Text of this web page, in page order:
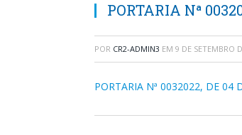
PORTARIA Nª
POR CR2-ADMIN3 EM 9 DE SETEMBRO
PORTARIA Nª 0032022, DE 04